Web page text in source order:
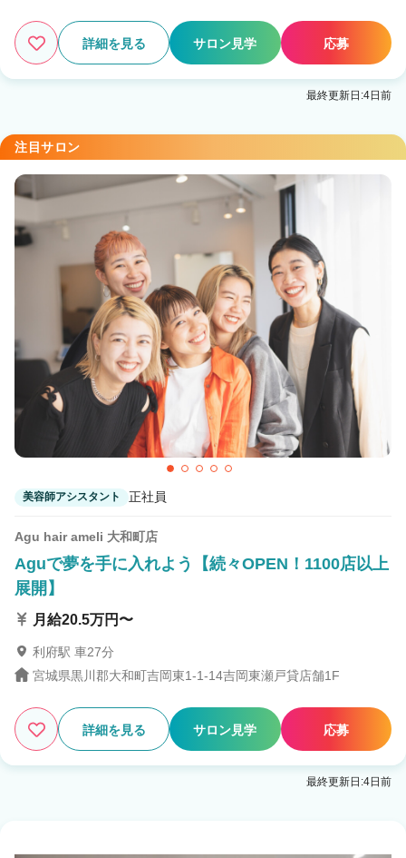
詳細を見る サロン見学 応募
最終更新日:4日前
注目サロン
美容師アシスタント 正社員
Agu hair ameli 大和町店
Aguで夢を手に入れよう【続々OPEN！1100店以上
展開】
月給20.5万円〜
利府駅 車27分
宮城県黒川郡大和町吉岡東1-1-14吉岡東瀬戸貸店舗1F
詳細を見る サロン見学 応募
最終更新日:4日前